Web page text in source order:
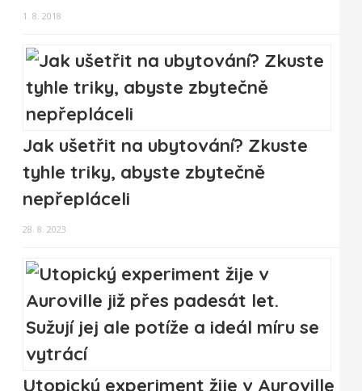
1. 8. 2018
Jak ušetřit na ubytování? Zkuste
tyhle triky, abyste zbytečně
nepřepláceli
28. 8. 2023
Utopický experiment žije v Auroville